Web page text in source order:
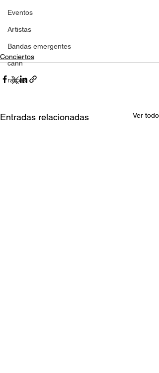
Eventos
Artistas
Bandas emergentes
cann
raices
Conciertos
Entradas relacionadas Ver todo